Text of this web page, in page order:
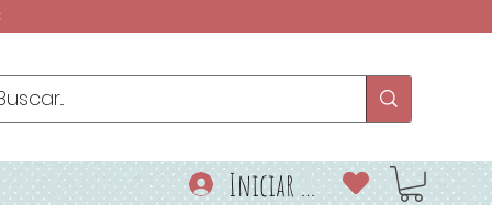
Iniciar sesión